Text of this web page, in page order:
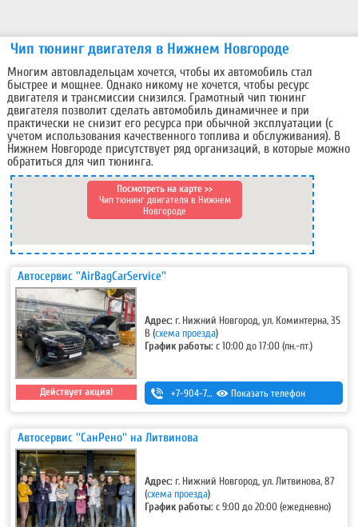
Чип тюнинг двигателя в Нижнем Новгороде
Многим автовладельцам хочется, чтобы их автомобиль стал
быстрее и мощнее. Однако никому не хочется, чтобы ресурс
двигателя и трансмиссии снизился. Грамотный чип тюнинг
двигателя позволит сделать автомобиль динамичнее и при
практически не снизит его ресурса при обычной эксплуатации (с
учетом использования качественного топлива и обслуживания). В
Нижнем Новгороде присутствует ряд организаций, в которые можно
обратиться для чип тюнинга.
Посмотреть на карте >>
Чип тюнинг двигателя в Нижнем
Новгороде
Автосервис ''AirBagCarService''
Действует акция!
Адрес: г. Нижний Новгород, ул. Коминтерна, 35
В(схема проезда)
График работы:с 10:00 до 17:00 (пн.-пт.)
+7-904-784-15-71 Показать телефон
Автосервис ''СанРено'' на Литвинова
Адрес: г. Нижний Новгород, ул. Литвинова, 87
(схема проезда)
График работы:с 9:00 до 20:00 (ежедневно)